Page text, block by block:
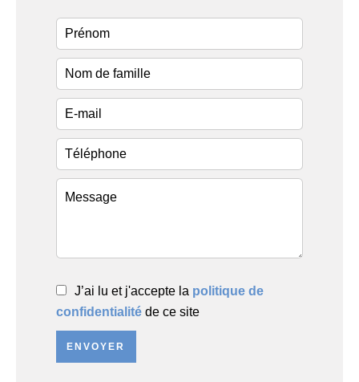
J’ai lu et j'accepte la politique de
confidentialité de ce site
ENVOYER